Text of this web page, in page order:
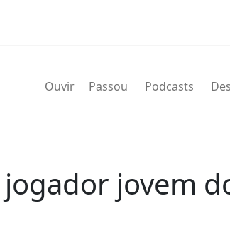
Ouvir Passou Podcasts
jovem